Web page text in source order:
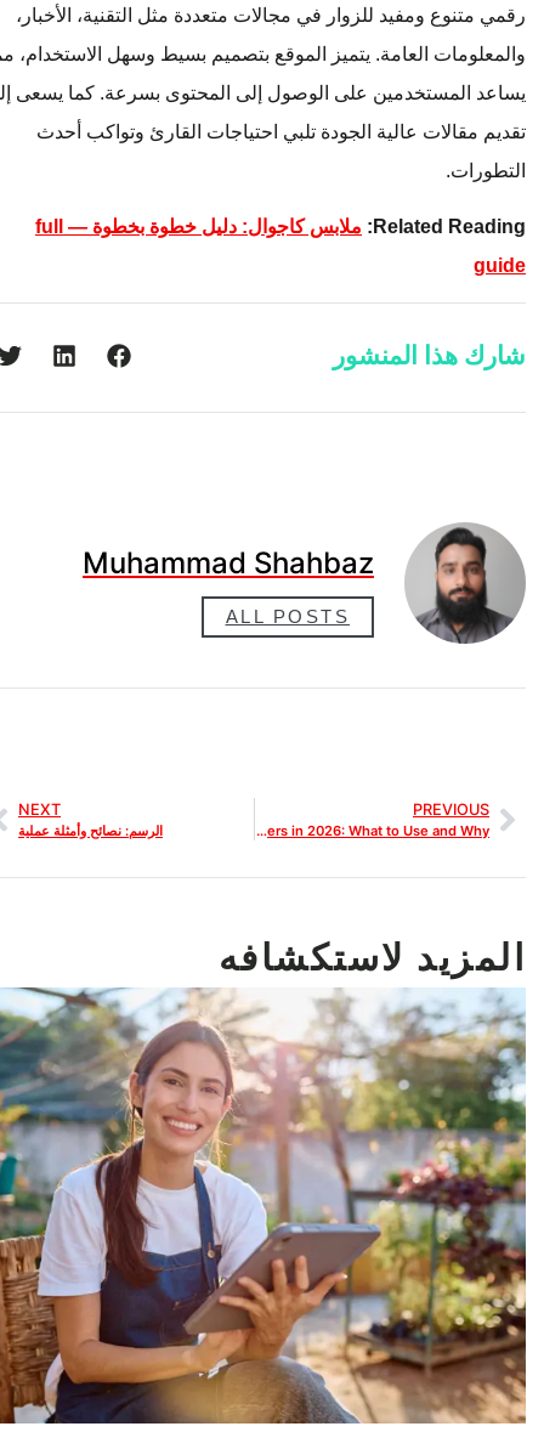
رقمي متنوع ومفيد للزوار في مجالات متعددة مثل التقنية، الأخبار،
والمعلومات العامة. يتميز الموقع بتصميم بسيط وسهل الاستخدام، مما
يساعد المستخدمين على الوصول إلى المحتوى بسرعة. كما يسعى إلى
تقديم مقالات عالية الجودة تلبي احتياجات القارئ وتواكب أحدث
التطورات.
Related Reading:
ملابس كاجوال: دليل خطوة بخطوة — full
guide
شارك هذا المنشور
Muhammad Shahbaz
ALL POSTS
PREVIOUS
Best All-in-One SEO Tools for Web Designers in 2026: What to Use and Why
NEXT
الرسم: نصائح وأمثلة عملية
المزيد لاستكشافه